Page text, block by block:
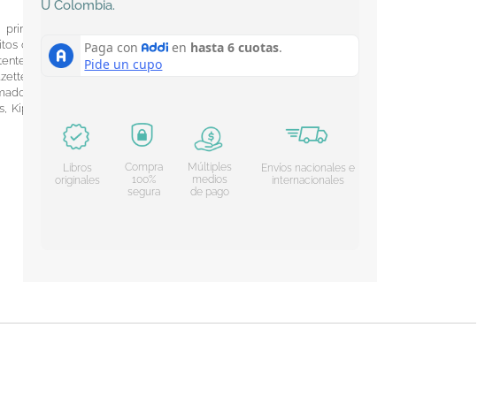
de la
del
en
por
Kipling
U Colombia.
Libros
originales
Compra
100%
segura
Múltiples
medios
de pago
Envíos nacionales e
internacionales